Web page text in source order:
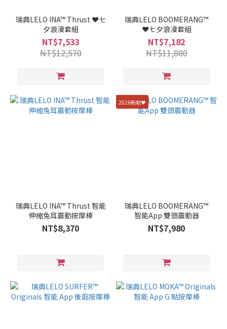
瑞典LELO INA™ Thrust ❤️七
夕浪漫套組
NT$7,533
NT$12,570
瑞典LELO BOOMERANG™
❤️七夕浪漫套組
NT$7,182
NT$11,880
瑞典LELO INA™ Thrust 智能
伸縮兔耳震動按摩棒
NT$8,370
2026新款🖤
瑞典LELO BOOMERANG™
智能App 雙頭震動器
NT$7,980